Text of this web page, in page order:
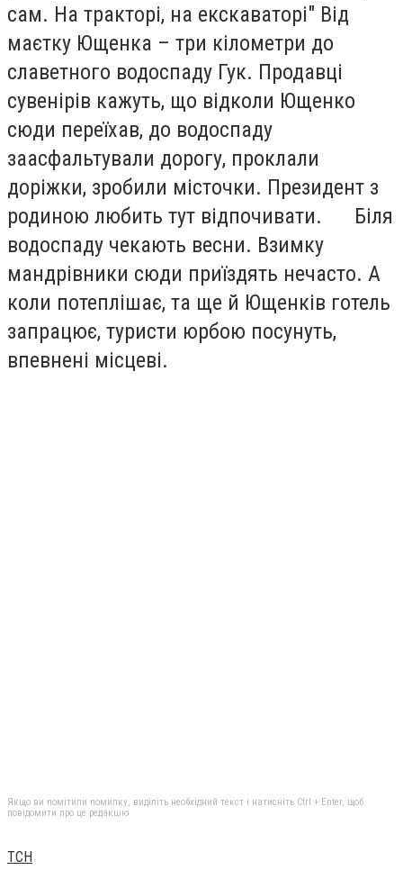
сам. На тракторі, на екскаваторі" Від
маєтку Ющенка – три кілометри до
славетного водоспаду Гук. Продавці
сувенірів кажуть, що відколи Ющенко
сюди переїхав, до водоспаду
заасфальтували дорогу, проклали
доріжки, зробили місточки. Президент з
родиною любить тут відпочивати. Біля
водоспаду чекають весни. Взимку
мандрівники сюди приїздять нечасто. А
коли потеплішає, та ще й Ющенків готель
запрацює, туристи юрбою посунуть,
впевнені місцеві.
Якщо ви помітили помилку, виділіть необхідний текст і натисніть Ctrl + Enter, щоб
повідомити про це редакцію
ТСН